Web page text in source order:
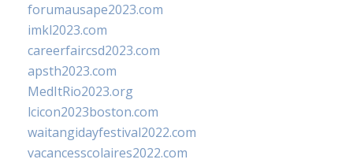
forumausape2023.com
imkl2023.com
careerfaircsd2023.com
apsth2023.com
MedItRio2023.org
lcicon2023boston.com
waitangidayfestival2022.com
vacancesscolaires2022.com